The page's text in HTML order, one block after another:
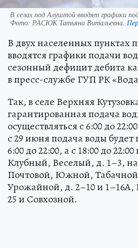
В селах под Алуштой вводят графики
Фото: РАСЮК Татьяна Витальевна.
В двух населенных пунктах
вводятся графики подачи
сезонный дефицит дебита
в пресс-службе ГУП РК
Так, в селе Верхняя
гарантированная подача
осуществляться с 6:00 до
с 29 июня подача воды будет
6:00 до 22:00, а с 18:00 до
Клубный, Веселый, д. 1–3,
Почтовой, Южной,
Урожайной, д. 2–10 и
25 и Совхозной.